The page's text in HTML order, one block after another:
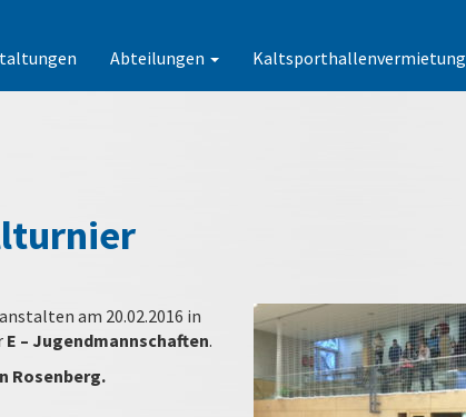
Abteilungen Kaltsporthallenvermietung
am 20.02.2016 in
E – Jugendmannschaften.
Rosenberg.